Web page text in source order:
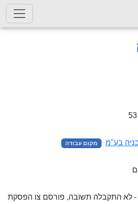
בע"מ
מקום עבודה
- לא התקבלה תשובה, פורסם צו הפסקת